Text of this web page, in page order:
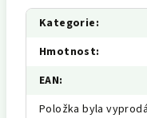
Kategorie:
Hmotnost:
EAN:
Položka byla